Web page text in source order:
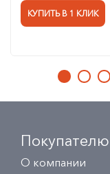
КУПИТЬ В 1 КЛИК
Покупателю
О компании